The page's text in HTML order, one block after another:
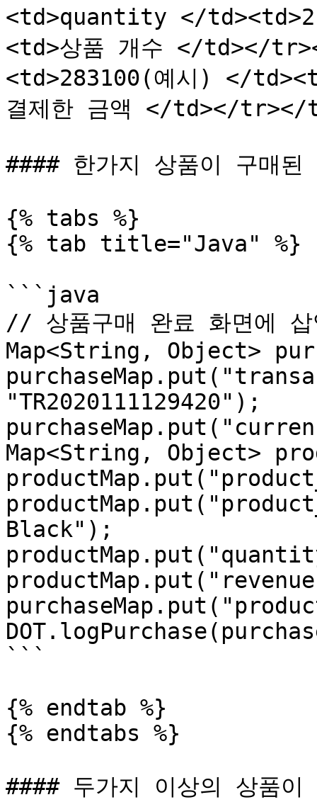
<td>quantity </
<td>상품 개수 </td></
<td>283100(예시) </
결제한 금액 </td></
#### 한가지 상품이 구매된
{% tabs %}
{% tab title="Java" %}
```java
// 상품구매 완료 화면에 삽
Map<String, Object>
"TR2020111129420");
Map<String, Object>
Black");
```
{% endtab %}
{% endtabs %}
#### 두가지 이상의 상품이